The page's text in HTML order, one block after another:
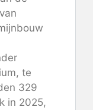
te
329
in 2025,